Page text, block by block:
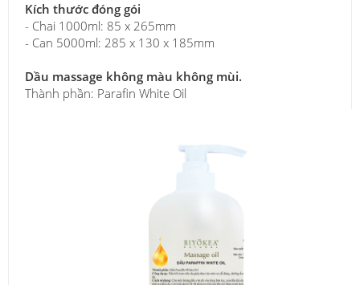
Kích thước đóng gói
- Chai 1000ml: 85 x 265mm
- Can 5000ml: 285 x 130 x 185mm
Dầu massage không màu không mùi.
Thành phần: Parafin White Oil